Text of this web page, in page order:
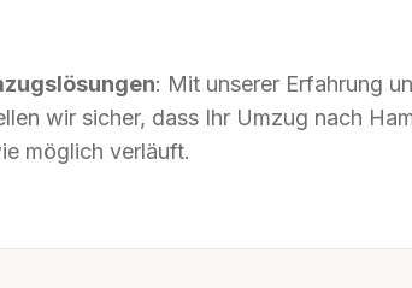
: Mit unserer Erfahrung
wir sicher, dass Ihr Umzug nach
möglich verläuft.